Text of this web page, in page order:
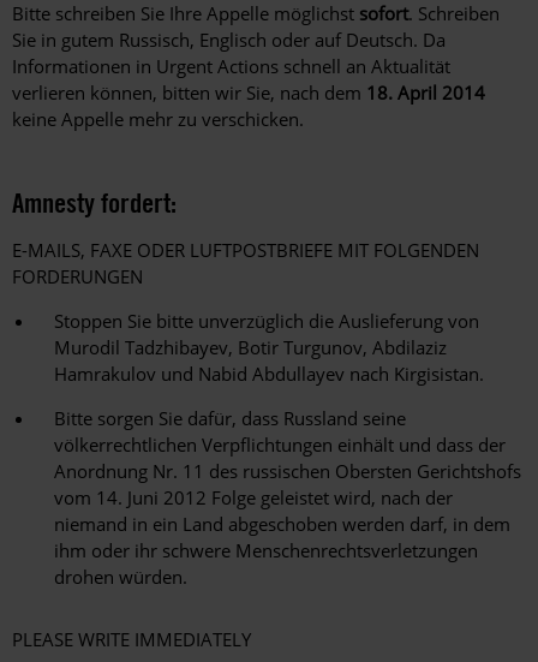
Bitte schreiben Sie Ihre Appelle möglichst sofort. Schreiben
Sie in gutem Russisch, Englisch oder auf Deutsch. Da
Informationen in Urgent Actions schnell an Aktualität
verlieren können, bitten wir Sie, nach dem 18. April 2014
keine Appelle mehr zu verschicken.
Amnesty fordert:
E-MAILS, FAXE ODER LUFTPOSTBRIEFE MIT FOLGENDEN
FORDERUNGEN
Stoppen Sie bitte unverzüglich die Auslieferung von
Murodil Tadzhibayev, Botir Turgunov, Abdilaziz
Hamrakulov und Nabid Abdullayev nach Kirgisistan.
Bitte sorgen Sie dafür, dass Russland seine
völkerrechtlichen Verpflichtungen einhält und dass der
Anordnung Nr. 11 des russischen Obersten Gerichtshofs
vom 14. Juni 2012 Folge geleistet wird, nach der
niemand in ein Land abgeschoben werden darf, in dem
ihm oder ihr schwere Menschenrechtsverletzungen
drohen würden.
PLEASE WRITE IMMEDIATELY